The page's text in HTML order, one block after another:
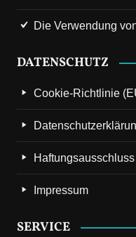
Die Verwendung
DATENSCHUTZ
Cookie-Richtlinie
Haftungsausschluss
Impressum
SERVICE